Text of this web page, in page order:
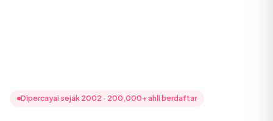
Dipercayai sejak 2002 · 200,000+ ahli berdaftar